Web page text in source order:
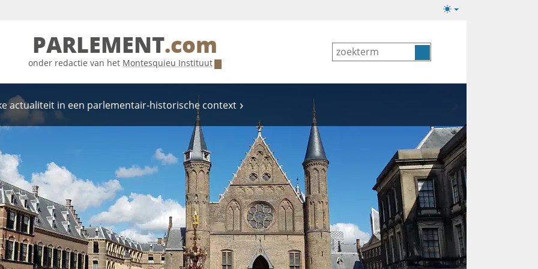
Lichte/donkere
PARLEMENT.com
onder redactie van het Montesquieu Instituut
actualiteit in een parlementair-historische context